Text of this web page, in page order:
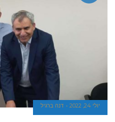
יולי 24, 2022 דנה ברגיל